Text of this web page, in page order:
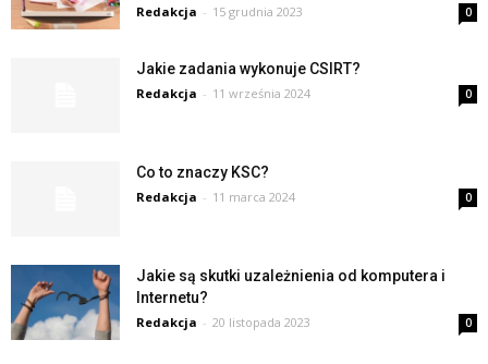
Redakcja - 15 grudnia 2023 0
Jakie zadania wykonuje CSIRT?
Redakcja - 11 września 2024 0
Co to znaczy KSC?
Redakcja - 11 marca 2024 0
Jakie są skutki uzależnienia od komputera i
Internetu?
Redakcja - 20 listopada 2023 0